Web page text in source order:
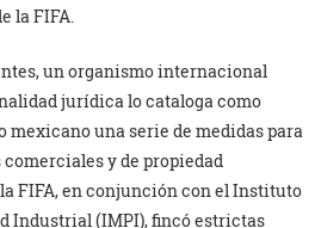
la FIFA.
un organismo internacional
jurídica lo cataloga como
mexicano una serie de medidas para
y de propiedad
FIFA, en conjunción con el Instituto
Industrial (IMPI), fincó estrictas